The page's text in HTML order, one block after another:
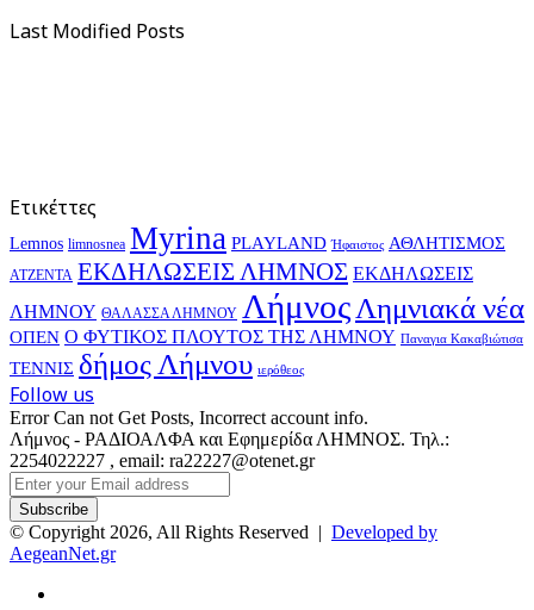
Last Modified Posts
Ετικέττες
Lemnos limnosnea Myrina PLAYLAND Ήφαιστος ΑΘΛΗΤΙΣΜΟΣ
ΑΤΖΕΝΤΑ ΕΚΔΗΛΩΣΕΙΣ ΛΗΜΝΟΣ ΕΚΔΗΛΩΣΕΙΣ
ΛΗΜΝΟΥ ΘΑΛΑΣΣΑ ΛΗΜΝΟΥ ΛήμνοςΛημνιακά νέα
ΟΠΕΝ Ο ΦΥΤΙΚΟΣ ΠΛΟΥΤΟΣ ΤΗΣ ΛΗΜΝΟΥ Παναγια Κακαβιώτισα
ΤΕΝΝΙΣ δήμος Λήμνου ιερόθεος
Follow us
Error Can not Get Posts, Incorrect account info.
Λήμνος - ΡΑΔΙΟΑΛΦΑ και Εφημερίδα ΛΗΜΝΟΣ. Τηλ.:
2254022227 , email: ra22227@otenet.gr
Enter
your
Email
address
© Copyright 2026, All Rights Reserved | Developed by
AegeanNet.gr